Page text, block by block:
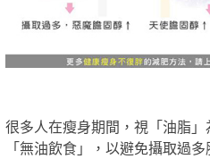
很多人在瘦身期間，視「油脂
「無油飲食」，以避免攝取過多